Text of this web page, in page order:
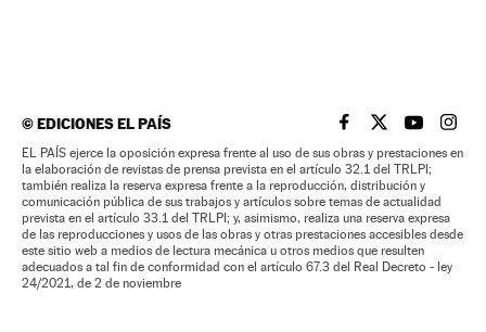
©EDICIONES EL PAÍS EL PAÍS BRASIL EN
EL PAÍSEL PAÍS
EL
EL PAÍS ejerce la oposición expresa frente al uso de sus obras y prestaciones en
la elaboración de revistas de prensa prevista en el artículo 32.1 del TRLPI;
también realiza la reserva expresa frente a la reproducción, distribución y
comunicación pública de sus trabajos y artículos sobre temas de actualidad
prevista en el artículo 33.1 del TRLPI; y, asimismo, realiza una reserva expresa
de las reproducciones y usos de las obras y otras prestaciones accesibles desde
este sitio web a medios de lectura mecánica u otros medios que resulten
adecuados a tal fin de conformidad con el artículo 67.3 del Real Decreto - ley
24/2021, de 2 de noviembre